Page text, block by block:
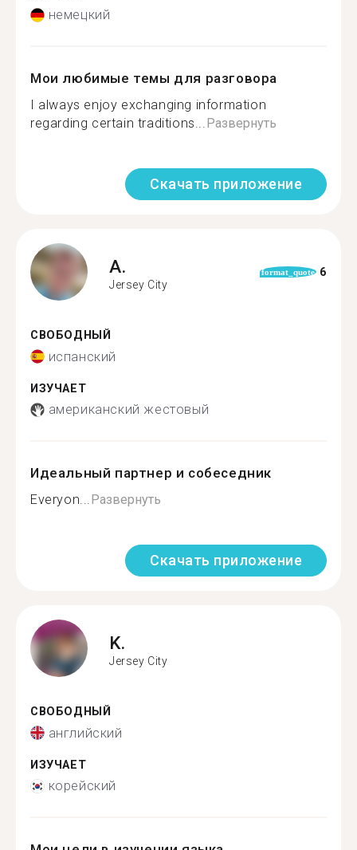
немецкий
Мои любимые темы для разговора
I always enjoy exchanging information
regarding certain traditions...Развернуть
Скачать приложение
A.
Jersey City
format_quote 6
СВОБОДНЫЙ
испанский
ИЗУЧАЕТ
американский жестовый
Идеальный партнер и собеседник
Everyon...Развернуть
Скачать приложение
K.
Jersey City
СВОБОДНЫЙ
английский
ИЗУЧАЕТ
корейский